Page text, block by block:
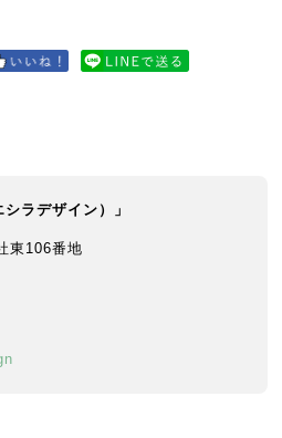
ラデザイン）」
東106番地